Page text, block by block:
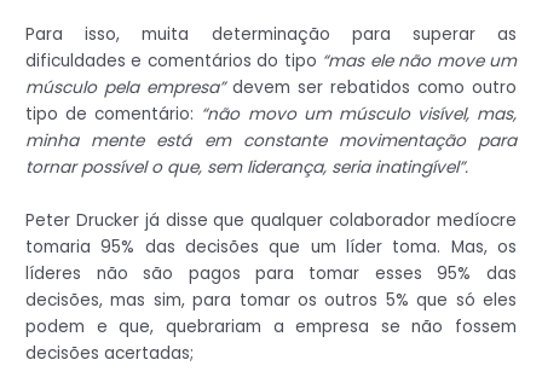
Para isso, muita determinação para superar as
dificuldades e comentários do tipo “mas ele não move um
músculo pela empresa”devem ser rebatidos como outro
tipo de comentário: “não movo um músculo visível, mas,
minha mente está em constante movimentação para
tornar possível o que, sem liderança, seria inatingível”.
Peter Drucker já disse que qualquer colaborador medíocre
tomaria 95% das decisões que um líder toma. Mas, os
líderes não são pagos para tomar esses 95% das
decisões, mas sim, para tomar os outros 5% que só eles
podem e que, quebrariam a empresa se não fossem
decisões acertadas;